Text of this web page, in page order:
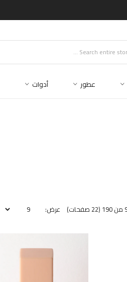
عطور أدوات
عرض: